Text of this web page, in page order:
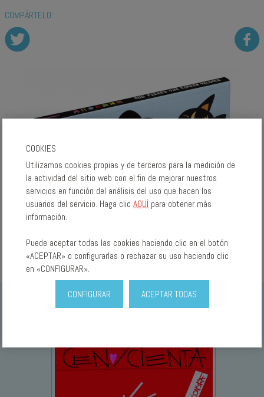
COMPÁRTELO:
COOKIES
Utilizamos cookies propias y de terceros para la medición de
la actividad del sitio web con el fin de mejorar nuestros
servicios en función del análisis del uso que hacen los
usuarios del servicio. Haga clicAQUÍ para obtener más
información.
Puede aceptar todas las cookies haciendo clic en el botón
«ACEPTAR» o configurarlas o rechazar su uso haciendo clic
en «CONFIGURAR».
CONFIGURAR ACEPTAR TODAS